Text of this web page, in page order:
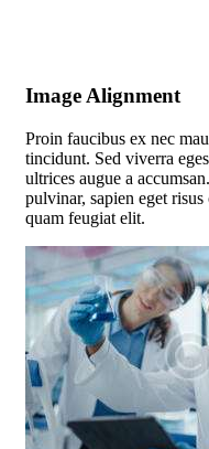
Image Alignment
Proin faucibus ex nec
tincidunt. Sed viverra
ultrices augue a
pulvinar, sapien eget
quam feugiat elit.